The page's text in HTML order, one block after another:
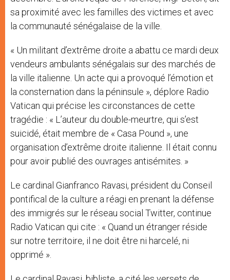
sa proximité avec les familles des victimes et avec
la communauté sénégalaise de la ville.
« Un militant d’extrême droite a abattu ce mardi deux
vendeurs ambulants sénégalais sur des marchés de
la ville italienne. Un acte qui a provoqué l’émotion et
la consternation dans la péninsule », déplore Radio
Vatican qui précise les circonstances de cette
tragédie : « L’auteur du double-meurtre, qui s’est
suicidé, était membre de « Casa Pound », une
organisation d’extrême droite italienne. Il était connu
pour avoir publié des ouvrages antisémites. »
Le cardinal Gianfranco Ravasi, président du Conseil
pontifical de la culture a réagi en prenant la défense
des immigrés sur le réseau social Twitter, continue
Radio Vatican qui cite : « Quand un étranger réside
sur notre territoire, il ne doit être ni harcelé, ni
opprimé ».